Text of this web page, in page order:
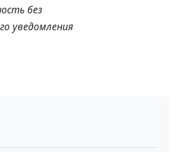
без
уведомления